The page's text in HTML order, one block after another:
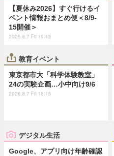
【夏休み2026】すぐ行けるイ
ベント情報おまとめ便＜8/9-
15開催＞
2026.8.7 Fri 19:45
教育イベント
東京都市大「科学体験教室」
24の実験企画…小中向け9/6
2026.8.7 Fri 18:15
デジタル生活
Google、アプリ向け年齢確認